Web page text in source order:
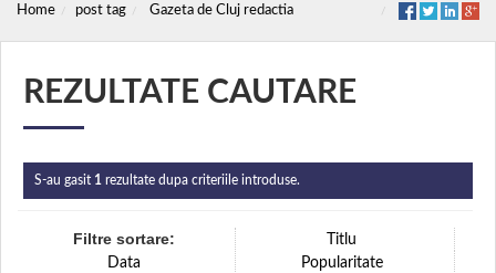
Home post tag Gazeta de Cluj redactia
REZULTATE CAUTARE
S-au gasit 1 rezultate dupa criteriile introduse.
Filtre sortare:
Titlu
Data
Popularitate